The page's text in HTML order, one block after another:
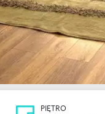
PIĘTRO